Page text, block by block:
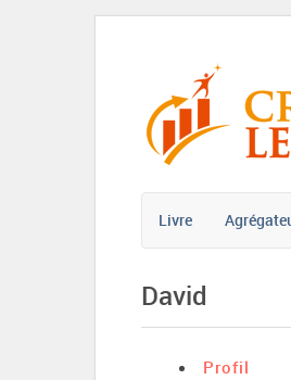
Livre
David
Profil